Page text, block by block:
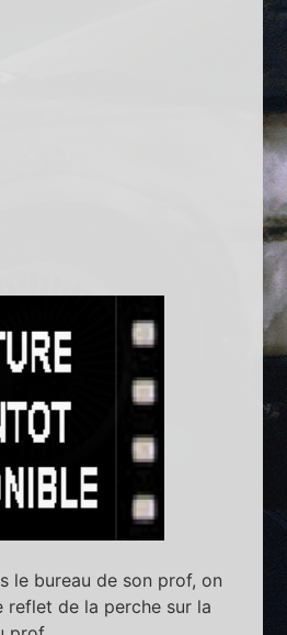
le bureau de son prof, on
de la perche sur la